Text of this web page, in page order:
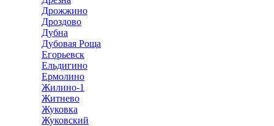
Дрожжино
Дроздово
Дубна
Дубовая Роща
Егорьевск
Ельдигино
Ермолино
Жилино-1
Житнево
Жуковка
Жуковский